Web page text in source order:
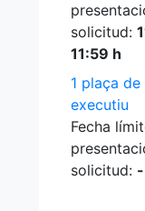
solicitud:
11:59 h
1 plaça
executiu
Fecha
solicitud: